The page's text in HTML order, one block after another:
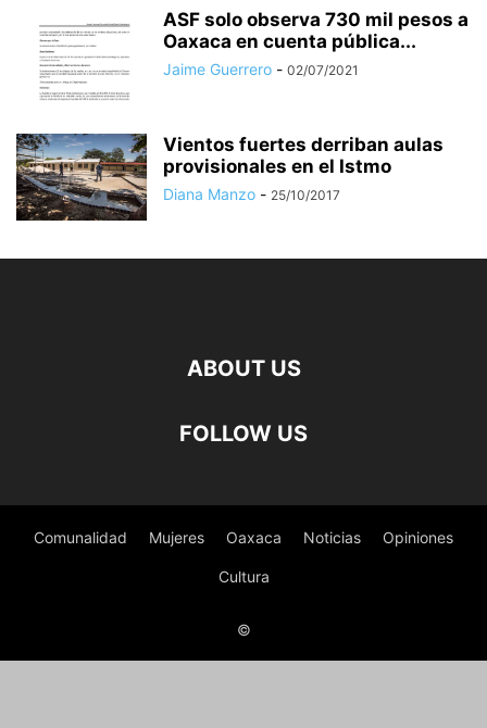
ASF solo observa 730 mil pesos a
Oaxaca en cuenta pública...
Jaime Guerrero - 02/07/2021
Vientos fuertes derriban aulas
provisionales en el Istmo
Diana Manzo - 25/10/2017
ABOUT US
FOLLOW US
Comunalidad Mujeres Oaxaca Noticias Opiniones
Cultura
©